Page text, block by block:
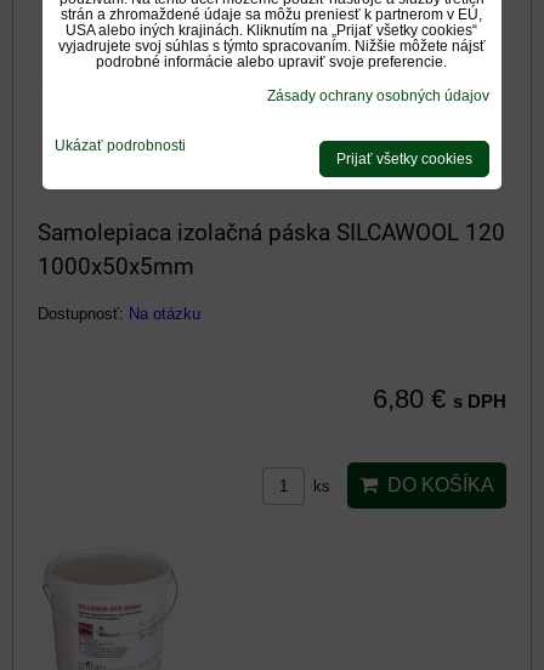
Samolepiaca izolačná páska SILCAWOOL 120
1000x50x5mm
Dostupnosť: Na otázku
6,80 € s DPH
ks DO KOŠÍKA
strán a zhromaždené údaje sa môžu preniesť k partnerom v EÚ,
USA alebo iných krajinách. Kliknutím na „Prijať všetky cookies“
vyjadrujete svoj súhlas s týmto spracovaním. Nižšie môžete nájsť
podrobné informácie alebo upraviť svoje preferencie.
Zásady ochrany osobných údajov
Ukázať podrobnosti
Prijať všetky cookies